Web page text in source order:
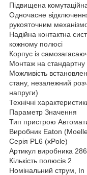
Підвищена
Одночасне
рукояточним
Надійна контактна
кожному полюсі
Корпус із
Монтаж на
Можливість
стану, незалежний
напруги)
Технічні
Параметр Значення
Тип пристрою
Виробник Eaton
Серія PL6 (xPole)
Артикул виробника
Кількість полюсів 2
Номінальний струм, In